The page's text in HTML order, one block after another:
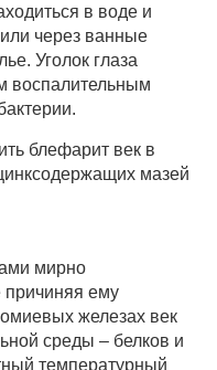
в воде и
через ванные
Уголок глаза
воспалительным
блефарит век в
мазей
мирно
причиняя ему
железах век
среды – белков и
температурный